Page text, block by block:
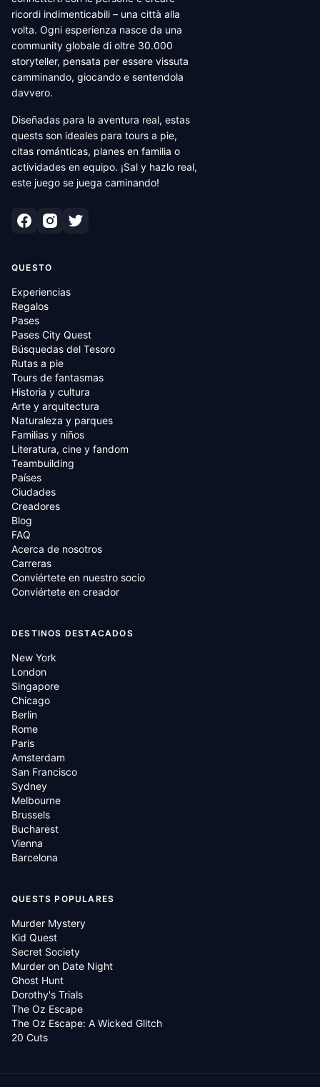
ricordi indimenticabili – una città alla
volta. Ogni esperienza nasce da una
community globale di oltre 30.000
storyteller, pensata per essere vissuta
camminando, giocando e sentendola
davvero.
Diseñadas para la aventura real, estas
quests son ideales para tours a pie,
citas románticas, planes en familia o
actividades en equipo. ¡Sal y hazlo real,
este juego se juega caminando!
QUESTO
Experiencias
Regalos
Pases
Pases City Quest
Búsquedas del Tesoro
Rutas a pie
Tours de fantasmas
Historia y cultura
Arte y arquitectura
Naturaleza y parques
Familias y niños
Literatura, cine y fandom
Teambuilding
Países
Ciudades
Creadores
Blog
FAQ
Acerca de nosotros
Carreras
Conviértete en nuestro socio
Conviértete en creador
DESTINOS DESTACADOS
New York
London
Singapore
Chicago
Berlin
Rome
Paris
Amsterdam
San Francisco
Sydney
Melbourne
Brussels
Bucharest
Vienna
Barcelona
QUESTS POPULARES
Murder Mystery
Kid Quest
Secret Society
Murder on Date Night
Ghost Hunt
Dorothy's Trials
The Oz Escape
The Oz Escape: A Wicked Glitch
20 Cuts